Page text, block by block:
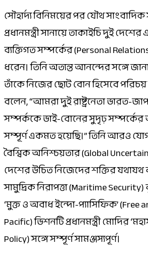
সৌহার্দ্য বিনিময়ের পর যৌথ
প্রধানমন্ত্রী সানায়ে তাকাইচি দুই দেশের
ব্যক্তিগত সম্পর্কের (Personal
ধরেন। তিনি অত্যন্ত আনন্দের সঙ্গে
তাঁকে নিজের ছোট বোন হিসেবে পরিচয়
বলেন, “আমরা দুই রাষ্ট্রনেতা ভারত-
সম্পর্ককে ভাই-বোনের সুদৃঢ়
সম্পূর্ণ একমত হয়েছি।” তিনি আরও
বৈশ্বিক অনিশ্চয়তার (Global
দেশের উচিত নিজেদের শক্তির যথাযথ
সামুদ্রিক নিরাপত্তা (Maritime
‘মুক্ত ও অবাধ ইন্দো-প্যাসিফিক’ (Free
Pacific) ভিশনটি প্রধানমন্ত্রী মোদির
Policy) সঙ্গে সম্পূর্ণ সামঞ্জস্যপূর্ণ।